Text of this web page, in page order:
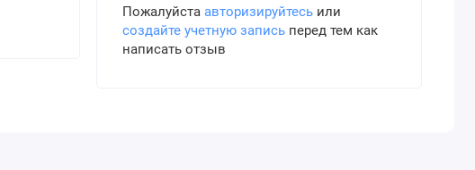
Пожалуйста авторизируйтесьили
создайте учетную записьперед тем как
написать отзыв